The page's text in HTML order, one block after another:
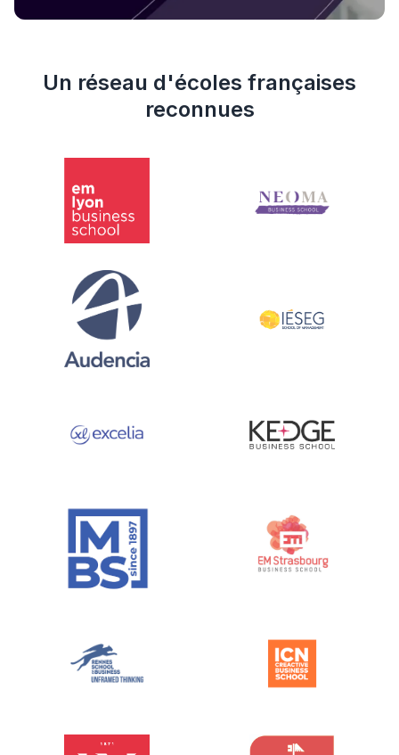
Un réseau d'écoles françaises
reconnues